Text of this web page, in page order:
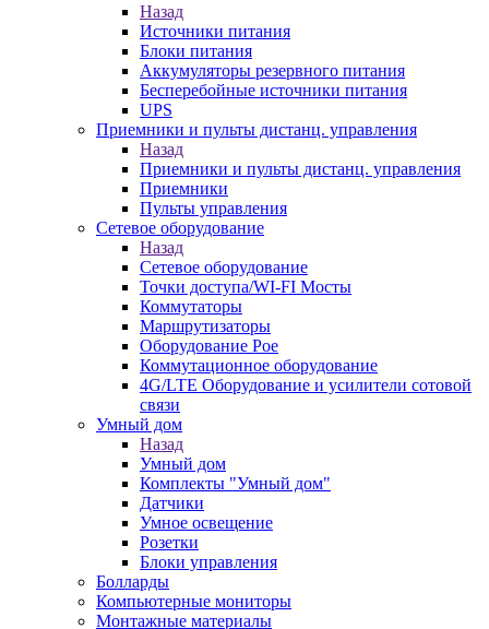
Назад
Источники питания
Блоки питания
Аккумуляторы резервного питания
Бесперебойные источники питания
UPS
Приемники и пульты дистанц. управления
Назад
Приемники и пульты дистанц. управления
Приемники
Пульты управления
Сетевое оборудование
Назад
Сетевое оборудование
Точки доступа/WI-FI Мосты
Коммутаторы
Маршрутизаторы
Оборудование Poe
Коммутационное оборудование
4G/LTE Оборудование и усилители сотовой
связи
Умный дом
Назад
Умный дом
Комплекты "Умный дом"
Датчики
Умное освещение
Розетки
Блоки управления
Болларды
Компьютерные мониторы
Монтажные материалы